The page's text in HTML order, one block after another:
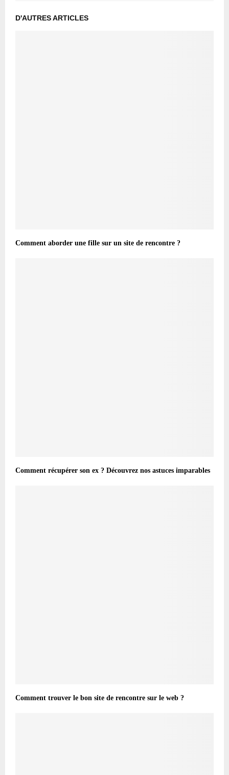
D'AUTRES ARTICLES
Comment aborder une fille sur un site de rencontre ?
Comment récupérer son ex ? Découvrez nos astuces imparables
Comment trouver le bon site de rencontre sur le web ?